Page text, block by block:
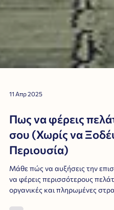
11 Απρ 2025
Πως να φέρεις
σου (Χωρίς να
Περιουσία)
Μάθε πώς να αυξήσεις την